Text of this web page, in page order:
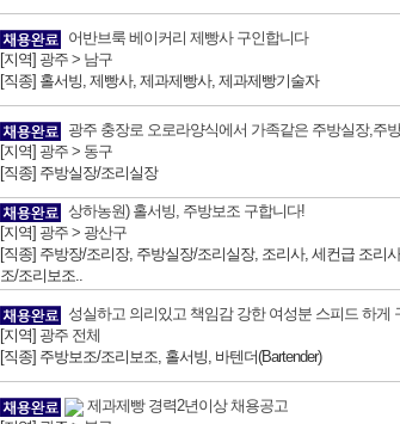
어반브룩 베이커리 제빵사 구인합니다
[지역] 광주 > 남구
[직종] 홀서빙, 제빵사, 제과제빵사, 제과제빵기술자
광주 충장로 오로라양식에서 가족같은 주방실장,주
[지역] 광주 > 동구
[직종] 주방실장/조리실장
상하농원) 홀서빙, 주방보조 구합니다!
[지역] 광주 > 광산구
[직종] 주방장/조리장, 주방실장/조리실장, 조리사, 세컨급 조리
조/조리보조..
성실하고 의리있고 책임감 강한 여성분 스피드 하게
[지역] 광주 전체
[직종] 주방보조/조리보조, 홀서빙, 바텐더(Bartender)
제과제빵 경력2년이상 채용공고